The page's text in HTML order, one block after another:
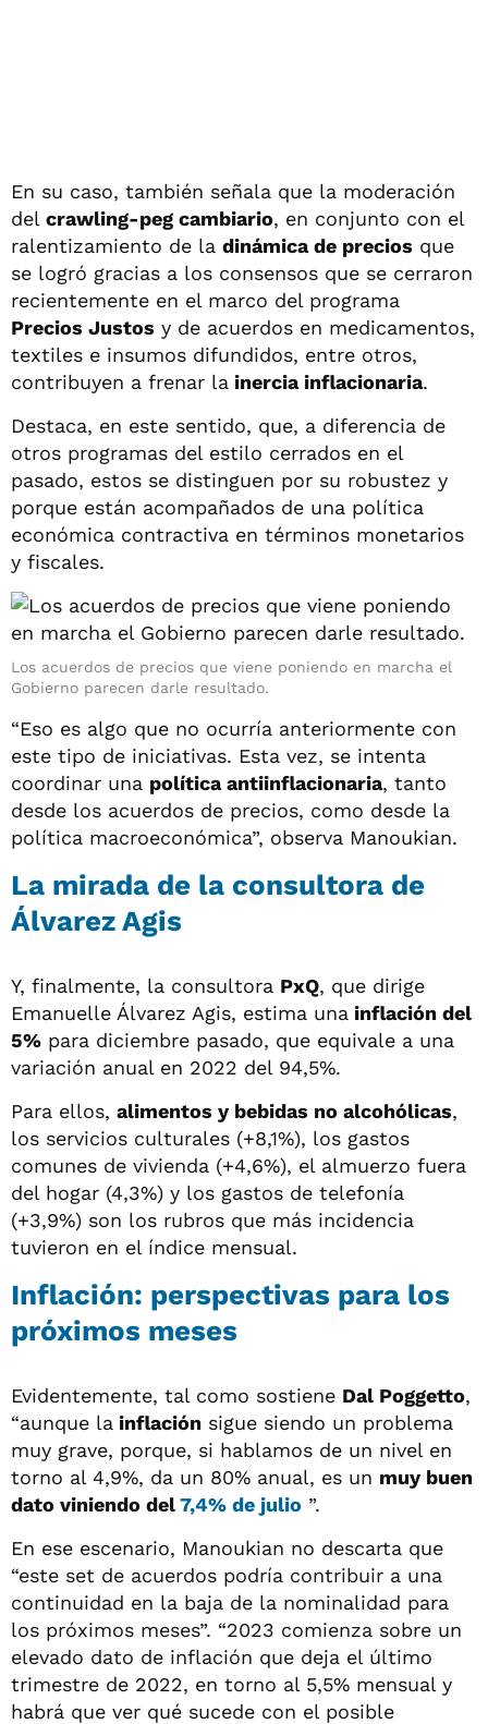
En su caso, también señala que la moderación
del crawling-peg cambiario, en conjunto con el
ralentizamiento de la dinámica de precios que
se logró gracias a los consensos que se cerraron
recientemente en el marco del programa
Precios Justos y de acuerdos en medicamentos,
textiles e insumos difundidos, entre otros,
contribuyen a frenar la inercia inflacionaria.
Destaca, en este sentido, que, a diferencia de
otros programas del estilo cerrados en el
pasado, estos se distinguen por su robustez y
porque están acompañados de una política
económica contractiva en términos monetarios
y fiscales.
Los acuerdos de precios que viene poniendo en marcha el
Gobierno parecen darle resultado.
“Eso es algo que no ocurría anteriormente con
este tipo de iniciativas. Esta vez, se intenta
coordinar una política antiinflacionaria, tanto
desde los acuerdos de precios, como desde la
política macroeconómica”, observa Manoukian.
La mirada de la consultora de
Álvarez Agis
Y, finalmente, la consultora PxQ, que dirige
Emanuelle Álvarez Agis, estima una inflación del
5% para diciembre pasado, que equivale a una
variación anual en 2022 del 94,5%.
Para ellos, alimentos y bebidas no alcohólicas,
los servicios culturales (+8,1%), los gastos
comunes de vivienda (+4,6%), el almuerzo fuera
del hogar (4,3%) y los gastos de telefonía
(+3,9%) son los rubros que más incidencia
tuvieron en el índice mensual.
Inflación: perspectivas para los
próximos meses
Evidentemente, tal como sostiene Dal Poggetto,
“aunque la inflación sigue siendo un problema
muy grave, porque, si hablamos de un nivel en
torno al 4,9%, da un 80% anual, es un muy buen
dato viniendo del7,4% de julio ”.
En ese escenario, Manoukian no descarta que
“este set de acuerdos podría contribuir a una
continuidad en la baja de la nominalidad para
los próximos meses”. “2023 comienza sobre un
elevado dato de inflación que deja el último
trimestre de 2022, en torno al 5,5% mensual y
habrá que ver qué sucede con el posible